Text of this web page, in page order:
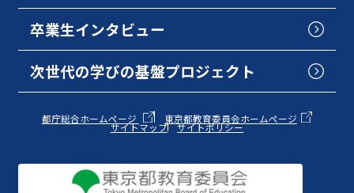
卒業生インタビュー
次世代の学びの基盤プロジェクト
都庁総合ホームページ 東京都教育委員会ホームページ
サイトマップ サイトポリシー